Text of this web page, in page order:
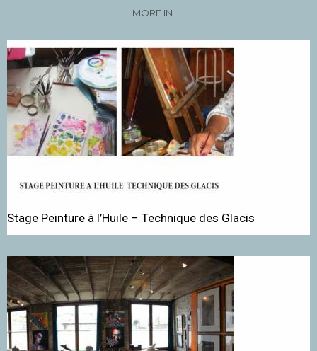
MORE IN
Stage Peinture à l’Huile – Technique des Glacis